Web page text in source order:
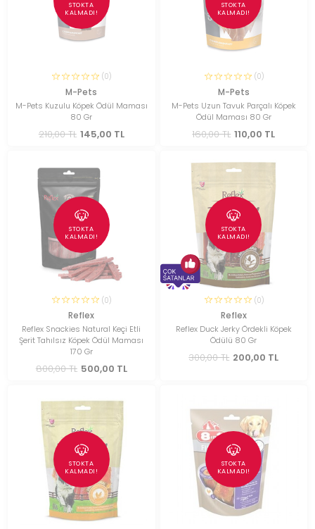
STOKTA
KALMADI!
(0)
M-Pets
M-Pets Kuzulu Köpek Ödül Maması
80 Gr
210,00 TL 145,00 TL
STOKTA
KALMADI!
(0)
M-Pets
M-Pets Uzun Tavuk Parçalı Köpek
Ödül Maması 80 Gr
160,00 TL 110,00 TL
STOKTA
KALMADI!
(0)
Reflex
Reflex Snackies Natural Keçi Etli
Şerit Tahılsız Köpek Ödül Maması
170 Gr
800,00 TL 500,00 TL
STOKTA
KALMADI!
(0)
Reflex
Reflex Duck Jerky Ördekli Köpek
Ödülü 80 Gr
300,00 TL 200,00 TL
STOKTA
KALMADI!
STOKTA
KALMADI!